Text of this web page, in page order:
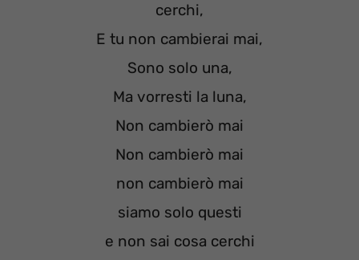
cerchi,
E tu non cambierai mai,
Sono solo una,
Ma vorresti la luna,
Non cambierò mai
Non cambierò mai
non cambierò mai
siamo solo questi
e non sai cosa cerchi